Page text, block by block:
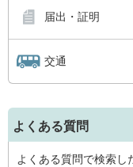
届出・証明
交通
よくある質問
よくある質問で検索し